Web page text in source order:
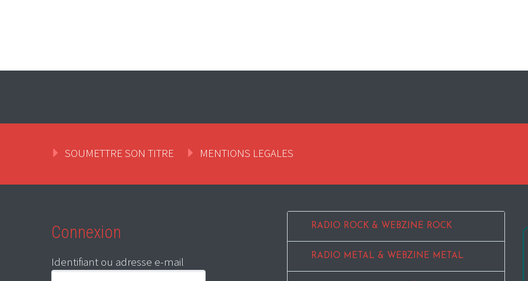
SOUMETTRE SON TITRE MENTIONS LEGALES
Connexion
Identifiant ou adresse e-mail
RADIO ROCK & WEBZINE ROCK
RADIO METAL & WEBZINE METAL